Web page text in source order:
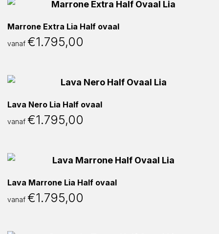
Marrone Extra Lia Half ovaal
vanaf €1.795,00
Lava Nero Lia Half ovaal
vanaf €1.795,00
Lava Marrone Lia Half ovaal
vanaf €1.795,00